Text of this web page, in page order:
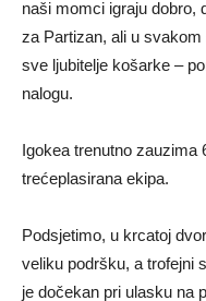
naši momci igraju dobro,
za Partizan, ali u
sve ljubitelje košarke –
nalogu.
Igokea trenutno zauzima
trećeplasirana ekipa.
Podsjetimo, u krcatoj
veliku podršku, a trofejni
je dočekan pri ulasku na